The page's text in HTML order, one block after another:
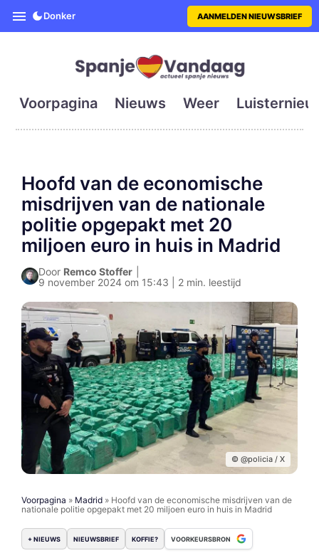
SpanjeVandaag is de eerste
Donker AANMELDEN NIEUWSBRIEF
Voorpagina Nieuws Weer
Hoofd van de economische
misdrijven van de nationale
politie opgepakt met 20
miljoen euro in huis in Madrid
Door Remco Stoffer
9 november 2024 om 15:43 | 2 min. leestijd
© @policia / X
Voorpagina » Madrid » Hoofd van de economische misdrijven van de
nationale politie opgepakt met 20 miljoen euro in huis in Madrid
+ NIEUWS NIEUWSBRIEF KOFFIE? VOORKEURSBRON